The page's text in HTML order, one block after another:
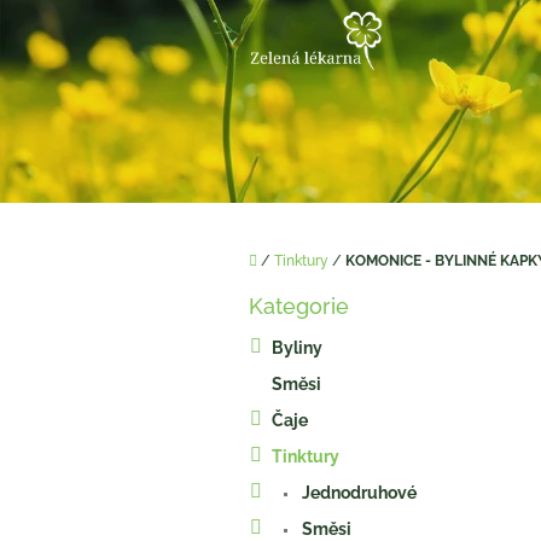
obsah
Domů
/ Tinktury / KOMONICE - BYLINNÉ
Přeskočit
Kategorie
Byliny
Směsi
Čaje
Tinktury
Jednodruhové
Směsi